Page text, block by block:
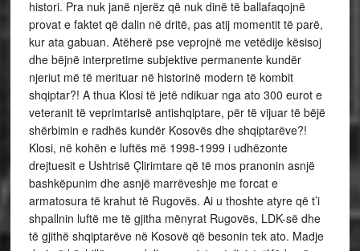
histori. Pra nuk janë njerëz që nuk dinë të ballafaqojnë
provat e faktet që dalin në dritë, pas atij momentit të parë,
kur ata gabuan. Atëherë pse veprojnë me vetëdije kësisoj
dhe bëjnë interpretime subjektive permanente kundër
njeriut më të merituar në historinë modern të kombit
shqiptar?! A thua Klosi të jetë ndikuar nga ato 300 eurot e
veteranit të veprimtarisë antishqiptare, për të vijuar të bëjë
shërbimin e radhës kundër Kosovës dhe shqiptarëve?!
Klosi, në kohën e luftës më 1998-1999 i udhëzonte
drejtuesit e Ushtrisë Çlirimtare që të mos pranonin asnjë
bashkëpunim dhe asnjë marrëveshje me forcat e
armatosura të krahut të Rugovës. Ai u thoshte atyre që t’i
shpallnin luftë me të gjitha mënyrat Rugovës, LDK-së dhe
të gjithë shqiptarëve në Kosovë që besonin tek ato. Madje